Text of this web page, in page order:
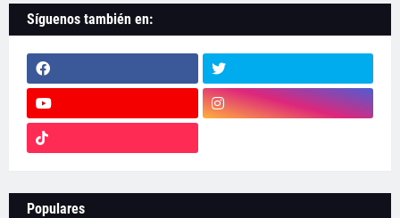
Síguenos también en:
Populares